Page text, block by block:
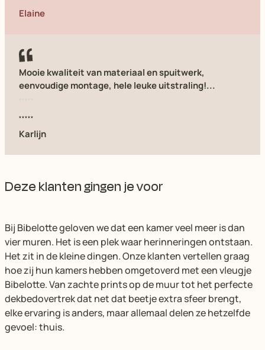
Elaine
Mooie kwaliteit van materiaal en spuitwerk,
eenvoudige montage, hele leuke uitstraling!...
Karlijn
Deze klanten gingen je voor
Bij Bibelotte geloven we dat een kamer veel meer is dan
vier muren. Het is een plek waar herinneringen ontstaan.
Het zit in de kleine dingen. Onze klanten vertellen graag
hoe zij hun kamers hebben omgetoverd met een vleugje
Bibelotte. Van zachte prints op de muur tot het perfecte
dekbedovertrek dat net dat beetje extra sfeer brengt,
elke ervaring is anders, maar allemaal delen ze hetzelfde
gevoel: thuis.